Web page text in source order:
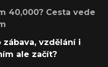
40,000? Cesta vede
vzdělání i
ale začít?